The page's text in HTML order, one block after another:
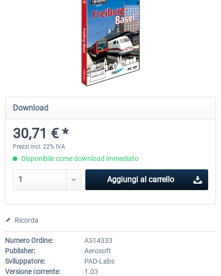
Koeblitzer Mountain Route 3 reloaded
30,71 € *
VirtualTracks - Ringbahn
Download
30,71 € *
Prezzi incl. 22% IVA
Disponibile come download immediato
Aggiungi al carrello
Ricorda
Numero Ordine:
AS14333
Publisher:
Aerosoft
Sviluppatore:
PAD-Labs
Versione corrente:
1.03